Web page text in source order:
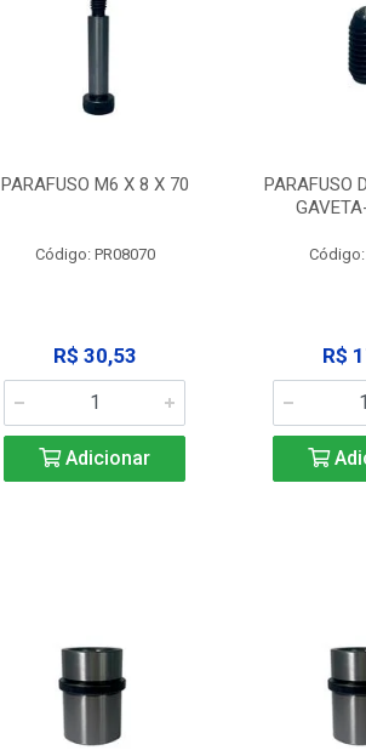
PARAFUSO M6 X 8 X 70
Código: PR08070
R$ 30,53
Adicionar
PARAFUSO
Código:
R$